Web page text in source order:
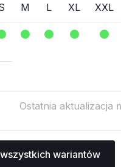
M L XL XXL
Ostatnia aktualizacja
wariantów